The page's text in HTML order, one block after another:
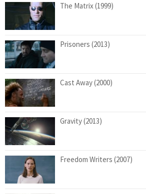
The Matrix (1999)
Prisoners (2013)
Cast Away (2000)
Gravity (2013)
Freedom Writers (2007)